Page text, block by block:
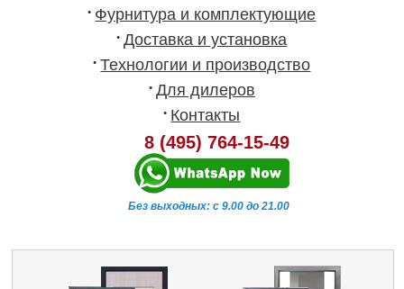
Фурнитура и комплектующие
Доставка и установка
Технологии и производство
Для дилеров
Контакты
8 (495) 764-15-49
Без выходных: с 9.00 до 21.00